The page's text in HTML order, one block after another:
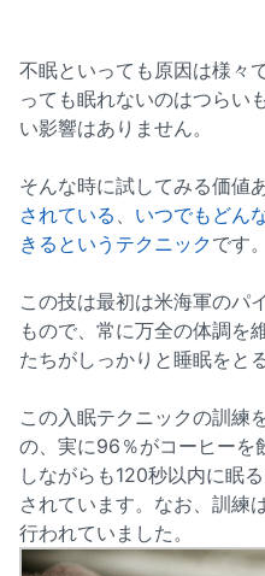
不眠といっても原因は様々
っても眠れないのはつらい
い影響はありません。
そんな時に試してみる価値
されている 、 いつでもどん
きるというテクニックです。
この技は最初は米海軍のパ
もので、常に万全の体調を
たちがしっかりと睡眠をと
この入眠テクニックの訓練
の、実に96％がコーヒーを
しながらも120秒以内に眠
されています。なお、訓練
行われていました。